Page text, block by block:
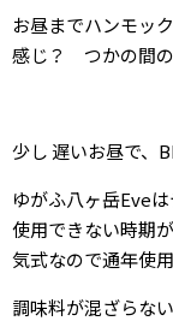
お昼までハンモッ
感じ？ つかの間の
少し 遅いお昼で、
ゆがふ八ヶ岳Eve
使用できない時期
気式なので通年使
調味料が混ざらな